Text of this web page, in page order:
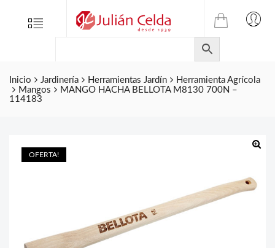
Menu
TIENDA
ONLINE
DE
JULIAN
CELDA
Inicio Jardinería Herramientas Jardín
Herramienta Agrícola
Mangos
MANGO HACHA BELLOTA M8130 700N –
114183
OFERTA!
Folletos
Contacto